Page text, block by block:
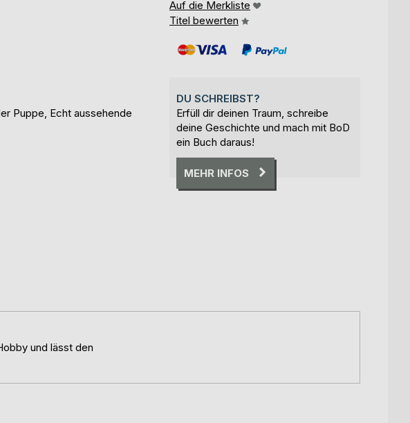
Puppe, Echt aussehende
Auf die Merkliste
Titel bewerten
DU SCHREIBST?
Erfüll dir deinen Traum, schreibe
deine Geschichte und mach mit BoD
ein Buch daraus!
MEHR INFOS
und lässt den